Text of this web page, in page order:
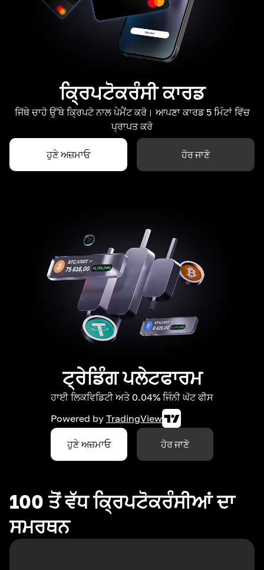
ਕ੍ਰਿਪਟੋਕਰੰਸੀ ਕਾਰਡ
ਜਿੱਥੇ ਚਾਹੋ ਉੱਥੇ ਕ੍ਰਿਪਟੋ ਨਾਲ ਪੇਮੈਂਟ ਕਰੋ। ਆਪਣਾ ਕਾਰਡ 5 ਮਿੰਟਾਂ ਵਿੱਚ
ਪ੍ਰਾਪਤ ਕਰੋ
ਹੁਣੇ ਅਜ਼ਮਾਓ ਹੋਰ ਜਾਣੋ
ਟ੍ਰੇਡਿੰਗ ਪਲੇਟਫਾਰਮ
ਹਾਈ ਲਿਕਵਿਡਿਟੀ ਅਤੇ 0.04% ਜਿੰਨੀ ਘੱਟ ਫੀਸ
Powered by TradingView
ਹੁਣੇ ਅਜ਼ਮਾਓ ਹੋਰ ਜਾਣੋ
100 ਤੋਂ ਵੱਧ ਕ੍ਰਿਪਟੋਕਰੰਸੀਆਂ ਦਾ
ਸਮਰਥਨ